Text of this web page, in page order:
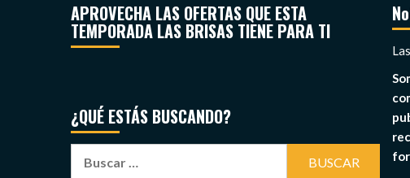
APROVECHA LAS OFERTAS QUE ESTA
TEMPORADA LAS BRISAS TIENE PARA TI
¿QUÉ ESTÁS BUSCANDO?